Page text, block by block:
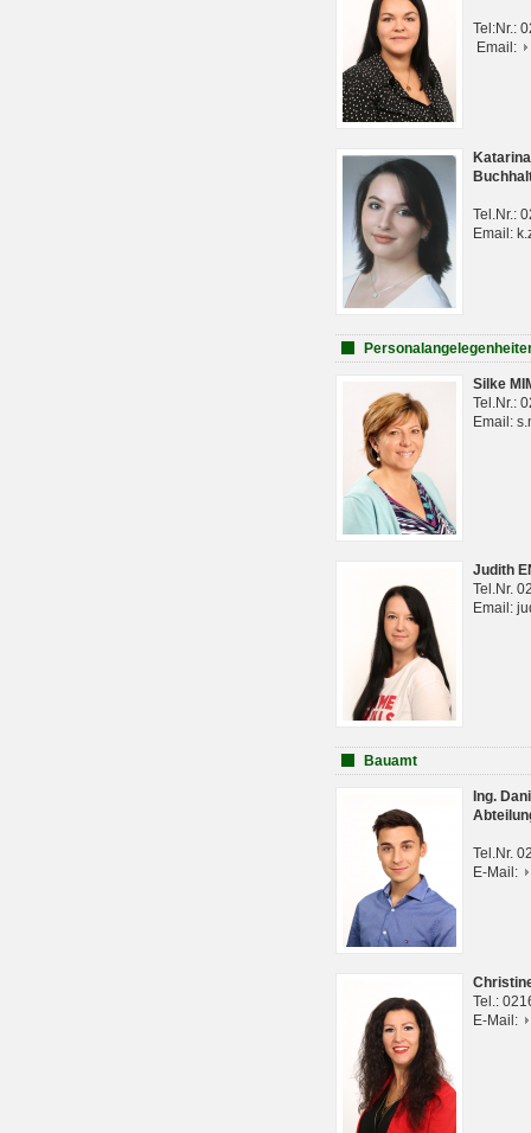
Tel:Nr.:
Email:
Tel.Nr.:
Email:
Silke
Tel.Nr.:
Email:
Judith
Tel.Nr.
Email:
Bauamt
Ing.
Tel.Nr.
E-Mail:
Tel.:
E-Mail: